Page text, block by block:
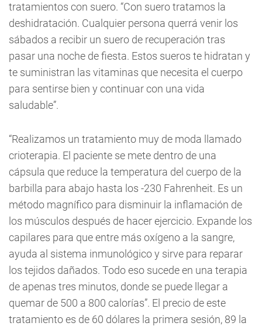
tratamientos con suero. “Con suero tratamos la
deshidratación. Cualquier persona querrá venir los
sábados a recibir un suero de recuperación tras
pasar una noche de fiesta. Estos sueros te hidratan y
te suministran las vitaminas que necesita el cuerpo
para sentirse bien y continuar con una vida
saludable”.
“Realizamos un tratamiento muy de moda llamado
crioterapia. El paciente se mete dentro de una
cápsula que reduce la temperatura del cuerpo de la
barbilla para abajo hasta los -230 Fahrenheit. Es un
método magnífico para disminuir la inflamación de
los músculos después de hacer ejercicio. Expande los
capilares para que entre más oxígeno a la sangre,
ayuda al sistema inmunológico y sirve para reparar
los tejidos dañados. Todo eso sucede en una terapia
de apenas tres minutos, donde se puede llegar a
quemar de 500 a 800 calorías”. El precio de este
tratamiento es de 60 dólares la primera sesión, 89 la